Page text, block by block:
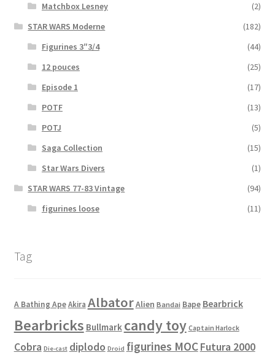
Matchbox Lesney
(2)
STAR WARS Moderne
(182)
Figurines 3″3/4
(44)
12 pouces
(25)
Episode 1
(17)
POTF
(13)
POTJ
(5)
Saga Collection
(15)
Star Wars Divers
(1)
STAR WARS 77-83 Vintage
(94)
figurines loose
(11)
Tag
A Bathing Ape Akira AlbatorAlien Bandai Bape Bearbrick
Bearbricks Bullmark candy toy Captain Harlock
Cobra Die-cast diplodo Droid figurines MOCFutura 2000